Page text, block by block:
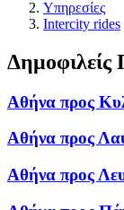
Υπηρεσίες
Intercity rides
Δημοφιλείς
Αθήνα προς
Αθήνα προς
Αθήνα προς